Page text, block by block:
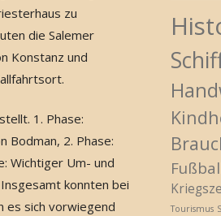
zu
die Salemer
Konstanz und
1. Phase:
Bodman, 2. Phase:
Wichtiger Um- und
konnten bei
es sich vorwiegend
Tourismus